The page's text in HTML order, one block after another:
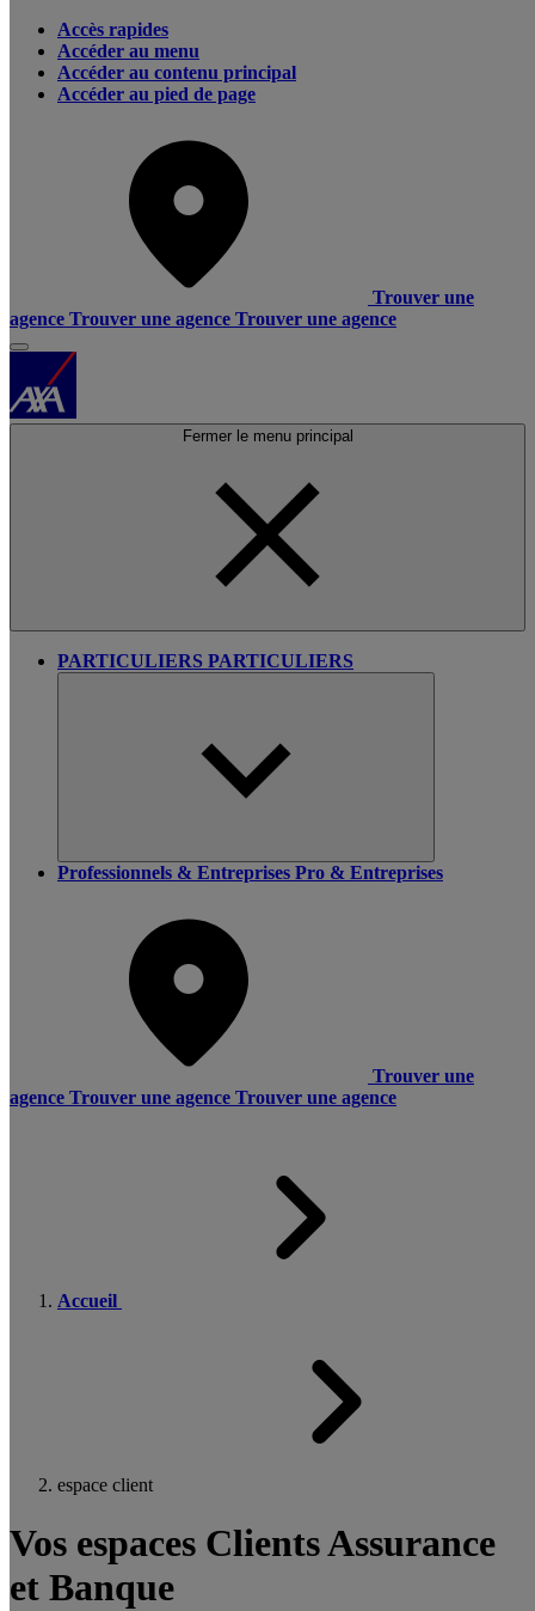
Accès rapides
Accéder au menu
Accéder au contenu principal
Accéder au pied de page
Trouver une
agence Trouver une agence Trouver une agence
Fermer le menu principal
PARTICULIERS PARTICULIERS
Professionnels & Entreprises Pro & Entreprises
Trouver une
agence Trouver une agence Trouver une agence
Accueil
espace client
Vos espaces Clients Assurance
et Banque